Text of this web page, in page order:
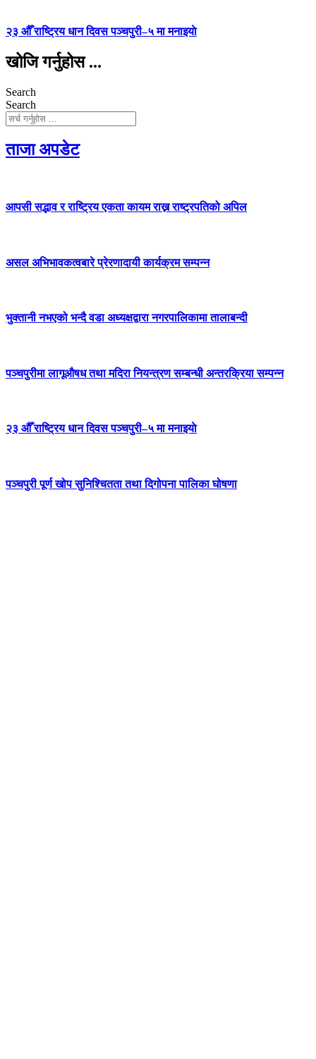
२३ औँ राष्ट्रिय धान दिवस पञ्चपुरी–५ मा मनाइयाे
खोजि गर्नुहोस ...
Search
Search
ताजा अपडेट
आपसी सद्भाव र राष्ट्रिय एकता कायम राख्न राष्ट्रपतिको अपिल
असल अभिभावकत्वबारे प्रेरणादायी कार्यक्रम सम्पन्न
भुक्तानी नभएको भन्दै वडा अध्यक्षद्वारा नगरपालिकामा तालाबन्दी
पञ्चपुरीमा लागूऔषध तथा मदिरा नियन्त्रण सम्बन्धी अन्तरक्रिया सम्पन्न
२३ औँ राष्ट्रिय धान दिवस पञ्चपुरी–५ मा मनाइयाे
पञ्चपुरी पूर्ण खोप सुनिश्चितता तथा दिगोपना पालिका घोषणा